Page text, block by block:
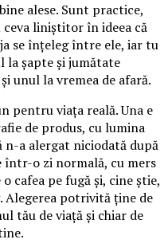
alese. Sunt practice,
liniștitor în ideea că
se înțeleg între ele, iar tu
la șapte și jumătate
unul la vremea de afară.
pentru viața reală. Una e
de produs, cu lumina
n-a alergat niciodată după
într-o zi normală, cu mers
cafea pe fugă și, cine știe,
Alegerea potrivită ține de
tău de viață și chiar de